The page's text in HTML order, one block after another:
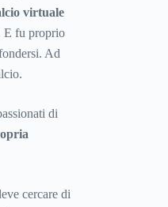
virtuale
E fu proprio
Ad
di
cercare di